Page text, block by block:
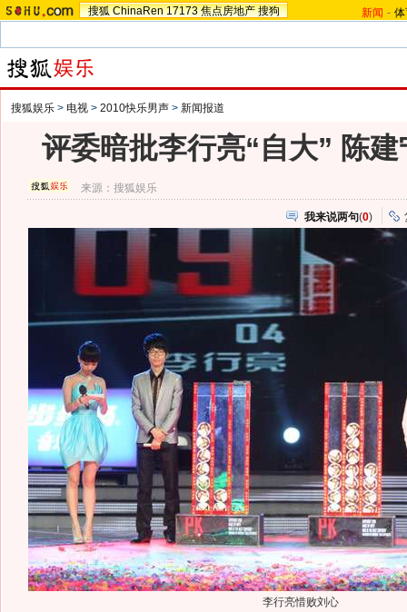
搜狐 ChinaRen 17173 焦点房地产 搜狗 新闻 -
搜狐娱乐 > 电视 > 2010快乐男声 > 新闻报道
评委暗批李行亮“自大” 陈
来源：搜狐娱乐
我来说两句(0)
李行亮惜败刘心